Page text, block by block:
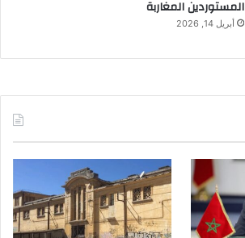
المستوردين المغاربة
أبريل 14, 2026